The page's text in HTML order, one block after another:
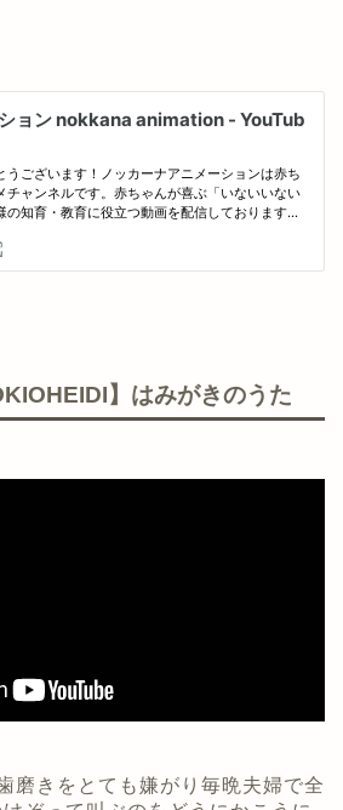
】はみがきのうた
磨きをとても嫌がり毎晩夫婦で全